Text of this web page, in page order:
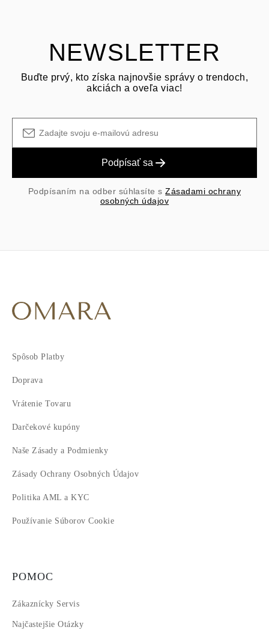
NEWSLETTER
Buďte prvý, kto získa najnovšie správy o trendoch,
akciách a oveľa viac!
Podpísať sa
Podpísaním na odber súhlasíte sZásadami ochrany
osobných údajov
Spôsob Platby
Doprava
Vrátenie Tovaru
Darčekové kupóny
Naše Zásady a Podmienky
Zásady Ochrany Osobných Údajov
Politika AML a KYC
Používanie Súborov Cookie
POMOC
Zákaznícky Servis
Najčastejšie Otázky